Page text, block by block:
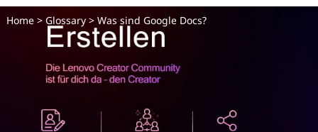
Home> Glossary> Was sind Google Docs?